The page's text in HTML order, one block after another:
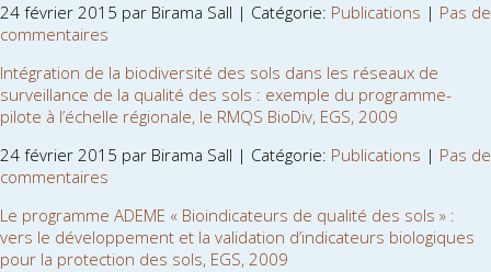
24 février 2015 par Birama Sall | Catégorie: Publications | Pas de
commentaires
Intégration de la biodiversité des sols dans les réseaux de
surveillance de la qualité des sols : exemple du programme-
pilote à l’échelle régionale, le RMQS BioDiv, EGS, 2009
24 février 2015 par Birama Sall | Catégorie: Publications | Pas de
commentaires
Le programme ADEME « Bioindicateurs de qualité des sols » :
vers le développement et la validation d’indicateurs biologiques
pour la protection des sols, EGS, 2009